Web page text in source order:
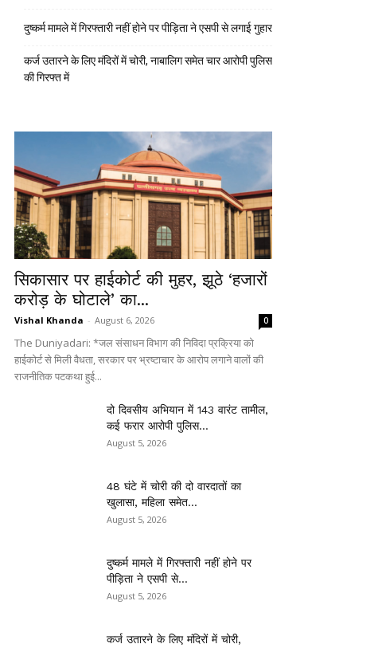
दुष्कर्म मामले में गिरफ्तारी नहीं होने पर पीड़िता ने एसपी से लगाई गुहार
कर्ज उतारने के लिए मंदिरों में चोरी, नाबालिग समेत चार आरोपी पुलिस
की गिरफ्त में
सिकासार पर हाईकोर्ट की मुहर, झूठे ‘हजारों
करोड़ के घोटाले’ का...
Vishal Khanda - August 6, 2026 0
The Duniyadari: *जल संसाधन विभाग की निविदा प्रक्रिया को
हाईकोर्ट से मिली वैधता, सरकार पर भ्रष्टाचार के आरोप लगाने वालों की
राजनीतिक पटकथा हुई...
दो दिवसीय अभियान में 143 वारंट तामील,
कई फरार आरोपी पुलिस...
August 5, 2026
48 घंटे में चोरी की दो वारदातों का
खुलासा, महिला समेत...
August 5, 2026
दुष्कर्म मामले में गिरफ्तारी नहीं होने पर
पीड़िता ने एसपी से...
August 5, 2026
कर्ज उतारने के लिए मंदिरों में चोरी,